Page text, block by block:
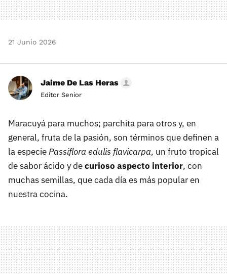
21 Junio 2026
Jaime De Las Heras
Editor Senior
Maracuyá para muchos; parchita para otros y, en
general, fruta de la pasión, son términos que definen a
la especiePassiflora edulis flavicarpa, un fruto tropical
de sabor ácido y decurioso aspecto interior, con
muchas semillas, que cada día es más popular en
nuestra cocina.